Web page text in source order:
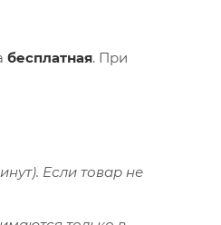
бесплатная. При
Если товар не